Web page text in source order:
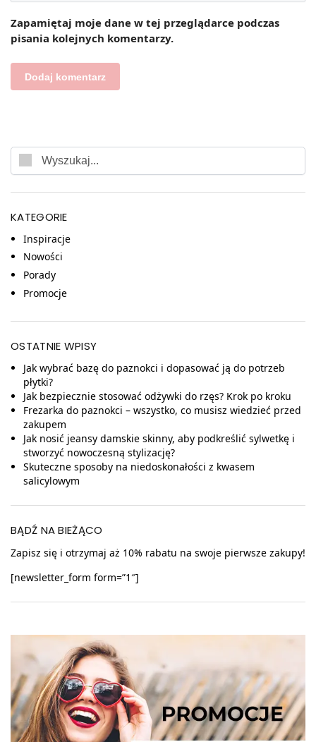
Zapamiętaj moje dane w tej przeglądarce podczas
pisania kolejnych komentarzy.
KATEGORIE
Inspiracje
Nowości
Porady
Promocje
OSTATNIE WPISY
Jak wybrać bazę do paznokci i dopasować ją do potrzeb
płytki?
Jak bezpiecznie stosować odżywki do rzęs? Krok po kroku
Frezarka do paznokci – wszystko, co musisz wiedzieć przed
zakupem
Jak nosić jeansy damskie skinny, aby podkreślić sylwetkę i
stworzyć nowoczesną stylizację?
Skuteczne sposoby na niedoskonałości z kwasem
salicylowym
BĄDŹ NA BIEŻĄCO
Zapisz się i otrzymaj aż 10% rabatu na swoje pierwsze zakupy!
[newsletter_form form=”1″]